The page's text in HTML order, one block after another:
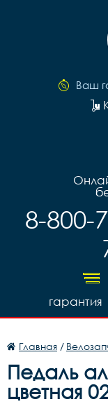
Ваш
8-800-
гарантия
Главная /
Педаль
цветная